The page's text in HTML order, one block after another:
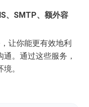
、SMTP、额外容
让你能更有效地利
。通过这些服务，
。